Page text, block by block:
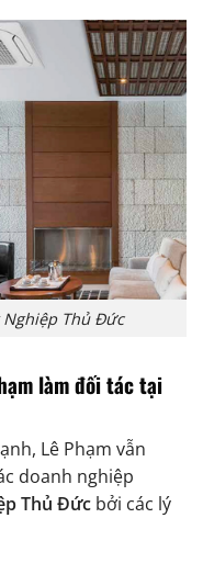
Nghiệp Thủ Đức
làm đối tác tại
Lê Phạm vẫn
doanh nghiệp
Thủ Đức bởi các lý